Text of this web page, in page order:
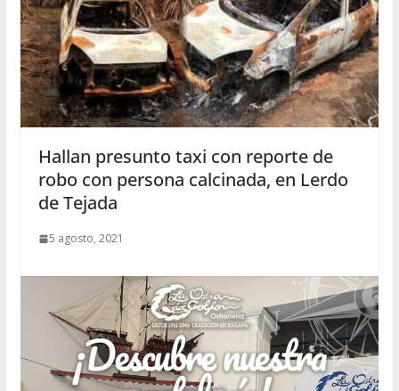
Hallan presunto taxi con reporte de
robo con persona calcinada, en Lerdo
de Tejada
5 agosto, 2021